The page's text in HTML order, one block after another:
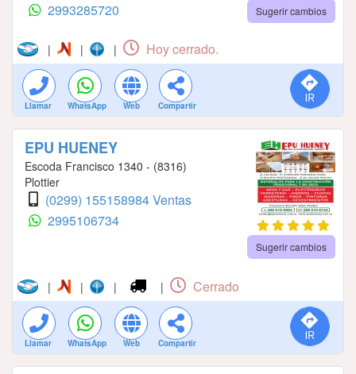
2993285720
Sugerir cambios
| | | Hoy cerrado.
Llamar WhatsApp Web Compartir
EPU HUENEY
Escoda Francisco 1340 - (8316)
Plottier
(0299) 155158984 Ventas
2995106734
Sugerir cambios
| | | | Cerrado
Llamar WhatsApp Web Compartir